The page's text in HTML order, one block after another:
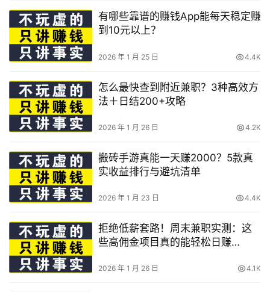
有哪些靠谱的赚钱App能每天稳定赚
到10元以上？
2026 年 1 月 25 日 4.4K
怎么最快查到附近兼职？3种高效方
法＋日结200+攻略
2026 年 1 月 26 日 4.2K
搬砖手游真能一天赚2000？5款真
实收益排行与避坑清单
2026 年 1 月 23 日 4.4K
拒绝低薪套路！周末兼职实测：这
些高佣金项目真的能轻松日赚
2026 年 1 月 26 日 4.1K